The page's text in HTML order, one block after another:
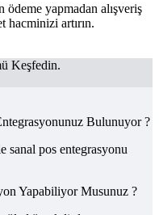
yapmadan alışveriş
hacminizi artırın.
Keşfedin.
Bulunuyor ?
sanal pos entegrasyonu
Yapabiliyor Musunuz ?